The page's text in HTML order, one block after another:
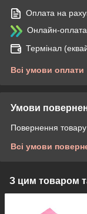
Оплата на
Онлайн-
Термінал
Всі умови оплати
Умови
Повернення
Всі умови
З цим товаром